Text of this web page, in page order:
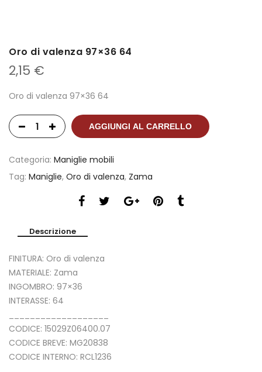
Oro di valenza 97×36 64
2,15 €
Oro di valenza 97×36 64
AGGIUNGI AL CARRELLO
Categoria: Maniglie mobili
Tag: Maniglie, Oro di valenza, Zama
Descrizione
FINITURA: Oro di valenza
MATERIALE: Zama
INGOMBRO: 97×36
INTERASSE: 64
CODICE: 15029Z06400.07
CODICE BREVE: MG20838
CODICE INTERNO: RCL1236